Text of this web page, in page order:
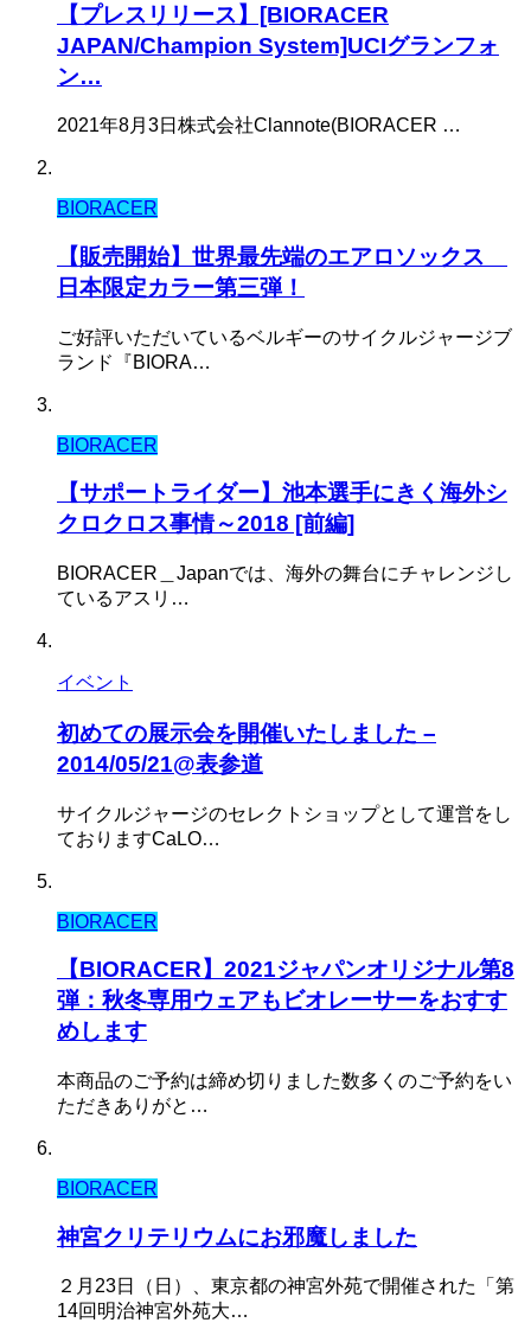
【プレスリリース】[BIORACER
JAPAN/Champion System]UCIグランフォ
ン…
2021年8月3日株式会社Clannote(BIORACER …
BIORACER
【販売開始】世界最先端のエアロソックス
日本限定カラー第三弾！
ご好評いただいているベルギーのサイクルジャージブ
ランド『BIORA…
BIORACER
【サポートライダー】池本選手にきく海外シ
クロクロス事情～2018 [前編]
BIORACER＿Japanでは、海外の舞台にチャレンジし
ているアスリ…
イベント
初めての展示会を開催いたしました –
2014/05/21@表参道
サイクルジャージのセレクトショップとして運営をし
ておりますCaLO…
BIORACER
【BIORACER】2021ジャパンオリジナル第8
弾：秋冬専用ウェアもビオレーサーをおすす
めします
本商品のご予約は締め切りました数多くのご予約をい
ただきありがと…
BIORACER
神宮クリテリウムにお邪魔しました
２月23日（日）、東京都の神宮外苑で開催された「第
14回明治神宮外苑大…